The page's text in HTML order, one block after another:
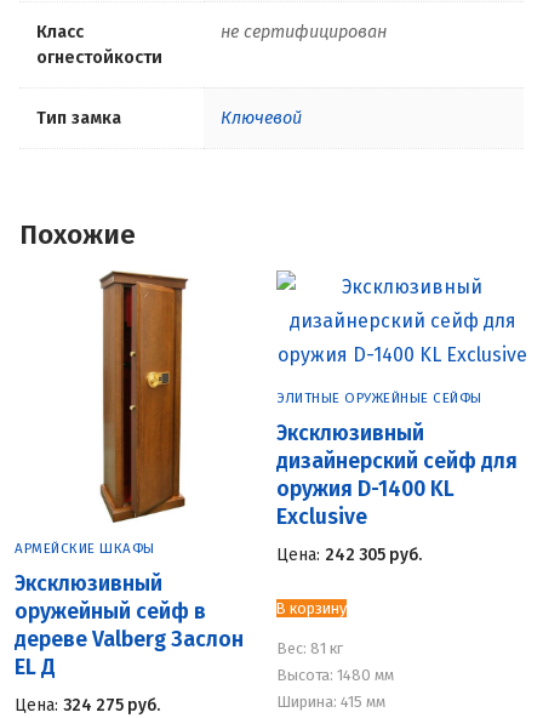
Класс
огнестойкости
не сертифицирован
Тип замка Ключевой
Похожие
АРМЕЙСКИЕ ШКАФЫ
Эксклюзивный
оружейный сейф в
дереве Valberg Заслон
EL Д
Цена: 324 275 руб.
ЭЛИТНЫЕ ОРУЖЕЙНЫЕ СЕЙФЫ
Эксклюзивный
дизайнерский сейф для
оружия D-1400 KL
Exclusive
Цена: 242 305 руб.
В корзину
Вес: 81 кг
Высота: 1480 мм
Ширина: 415 мм